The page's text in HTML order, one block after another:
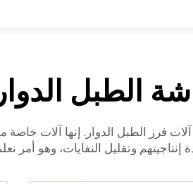
الطبل
فرز الطبل الدوار. إنها آلات